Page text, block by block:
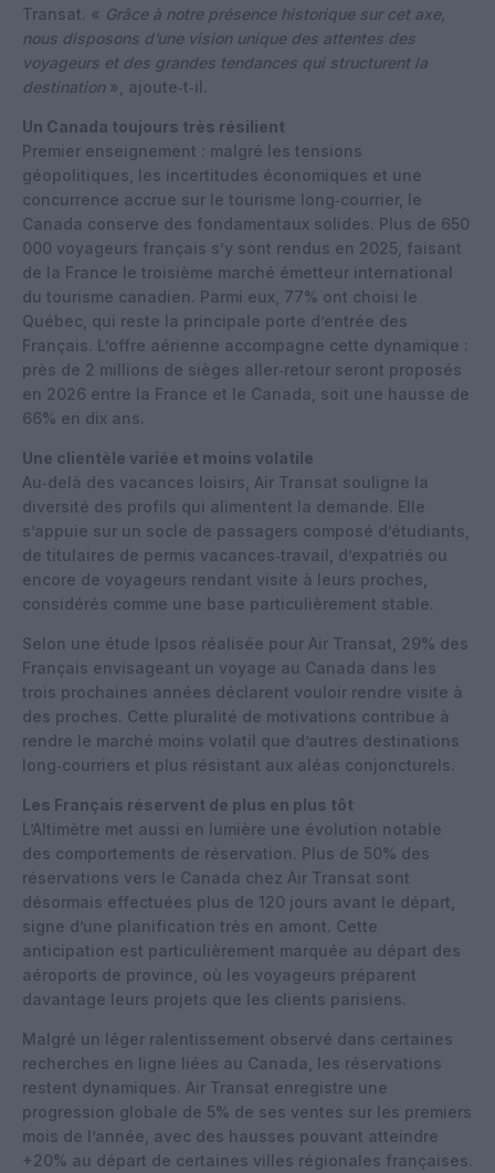
Transat. « Grâce à notre présence historique sur cet axe,
nous disposons d’une vision unique des attentes des
voyageurs et des grandes tendances qui structurent la
destination », ajoute‑t‑il.
Un Canada toujours très résilient
Premier enseignement : malgré les tensions
géopolitiques, les incertitudes économiques et une
concurrence accrue sur le tourisme long‑courrier, le
Canada conserve des fondamentaux solides. Plus de 650
000 voyageurs français s’y sont rendus en 2025, faisant
de la France le troisième marché émetteur international
du tourisme canadien. Parmi eux, 77% ont choisi le
Québec, qui reste la principale porte d’entrée des
Français. L’offre aérienne accompagne cette dynamique :
près de 2 millions de sièges aller‑retour seront proposés
en 2026 entre la France et le Canada, soit une hausse de
66% en dix ans.
Une clientèle variée et moins volatile
Au‑delà des vacances loisirs, Air Transat souligne la
diversité des profils qui alimentent la demande. Elle
s’appuie sur un socle de passagers composé d’étudiants,
de titulaires de permis vacances‑travail, d’expatriés ou
encore de voyageurs rendant visite à leurs proches,
considérés comme une base particulièrement stable.
Selon une étude Ipsos réalisée pour Air Transat, 29% des
Français envisageant un voyage au Canada dans les
trois prochaines années déclarent vouloir rendre visite à
des proches. Cette pluralité de motivations contribue à
rendre le marché moins volatil que d’autres destinations
long‑courriers et plus résistant aux aléas conjoncturels.
Les Français réservent de plus en plus tôt
L’Altimètre met aussi en lumière une évolution notable
des comportements de réservation. Plus de 50% des
réservations vers le Canada chez Air Transat sont
désormais effectuées plus de 120 jours avant le départ,
signe d’une planification très en amont. Cette
anticipation est particulièrement marquée au départ des
aéroports de province, où les voyageurs préparent
davantage leurs projets que les clients parisiens.
Malgré un léger ralentissement observé dans certaines
recherches en ligne liées au Canada, les réservations
restent dynamiques. Air Transat enregistre une
progression globale de 5% de ses ventes sur les premiers
mois de l’année, avec des hausses pouvant atteindre
+20% au départ de certaines villes régionales françaises.